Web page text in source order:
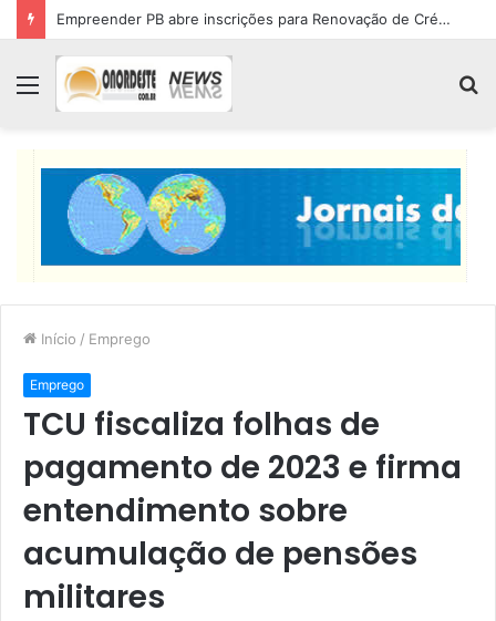
Empreender PB abre inscrições para Renovação de Crédito
Menu
Início / Emprego
Emprego
TCU fiscaliza folhas de
pagamento de 2023 e firma
entendimento sobre
acumulação de pensões
militares